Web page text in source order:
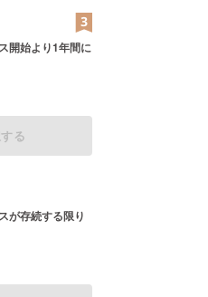
開始より1年間に
る
が存続する限り